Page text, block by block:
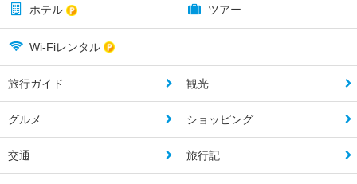
ホテル ツアー
Wi-Fiレンタル
旅行ガイド 観光
グルメ ショッピング
交通 旅行記